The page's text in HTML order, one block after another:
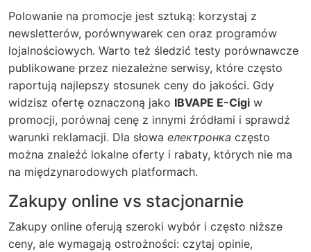
Polowanie na promocje jest sztuką: korzystaj z
newsletterów, porównywarek cen oraz programów
lojalnościowych. Warto też śledzić testy porównawcze
publikowane przez niezależne serwisy, które często
raportują najlepszy stosunek ceny do jakości. Gdy
widzisz ofertę oznaczoną jako IBVAPE E-Cigi w
promocji, porównaj cenę z innymi źródłami i sprawdź
warunki reklamacji. Dla słowa електронка często
można znaleźć lokalne oferty i rabaty, których nie ma
na międzynarodowych platformach.
Zakupy online vs stacjonarnie
Zakupy online oferują szeroki wybór i często niższe
ceny, ale wymagają ostrożności: czytaj opinie,